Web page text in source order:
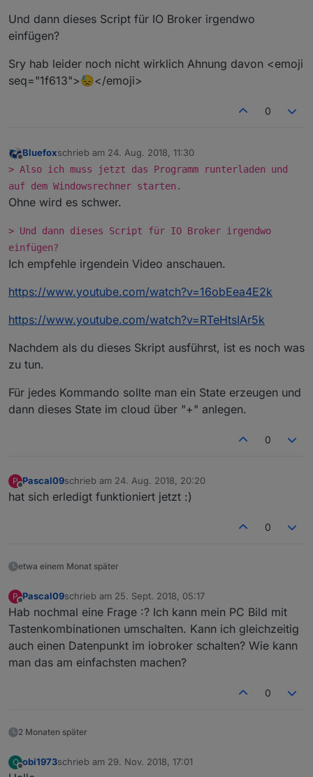
Und dann dieses Script für IO Broker irgendwo
einfügen?
Sry hab leider noch nicht wirklich Ahnung davon <emoji
seq="1f613">😓</emoji>
0
Offline
Bluefoxschrieb am 24. Aug. 2018, 11:30
zuletzt editiert von
> Also ich muss jetzt das Programm runterladen und
auf dem Windowsrechner starten.
Ohne wird es schwer.
> Und dann dieses Script für IO Broker irgendwo
einfügen?
Ich empfehle irgendein Video anschauen.
https://www.youtube.com/watch?v=16obEea4E2k
https://www.youtube.com/watch?v=RTeHtsIAr5k
Nachdem als du dieses Skript ausführst, ist es noch was
zu tun.
Für jedes Kommando sollte man ein State erzeugen und
dann dieses State im cloud über "+" anlegen.
0
P
Offline
Pascal09schrieb am 24. Aug. 2018, 20:20
zuletzt editiert von
hat sich erledigt funktioniert jetzt :)
0
etwa einem Monat später
P
Offline
Pascal09schrieb am 25. Sept. 2018, 05:17
zuletzt editiert von
Hab nochmal eine Frage :? Ich kann mein PC Bild mit
Tastenkombinationen umschalten. Kann ich gleichzeitig
auch einen Datenpunkt im iobroker schalten? Wie kann
man das am einfachsten machen?
0
2 Monaten später
O
Offline
obi1973schrieb am 29. Nov. 2018, 17:01
zuletzt editiert von